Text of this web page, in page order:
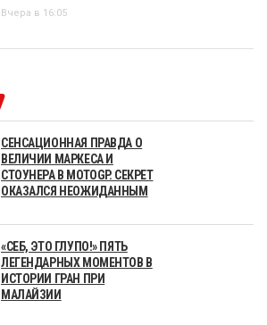
Вчера в 16:05
СЕНСАЦИОННАЯ ПРАВДА О
ВЕЛИЧИИ МАРКЕСА И
СТОУНЕРА В MOTOGP. СЕКРЕТ
ОКАЗАЛСЯ НЕОЖИДАННЫМ
«СЕБ, ЭТО ГЛУПО!» ПЯТЬ
ЛЕГЕНДАРНЫХ МОМЕНТОВ В
ИСТОРИИ ГРАН ПРИ
МАЛАЙЗИИ